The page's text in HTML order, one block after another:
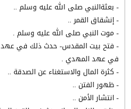
- بعثةالنبي صلى الله عليه وسلم ..
- إنشقاق القمر ..
- موت النبي صلى الله عليه وسلم .
- فتح بيت المقدس- حدث ذلك في عهد
في عهد المهدي .
- كثرة المال والاستغناء عن الصدقة ..
- ظهور الفتن ..
- انتشار الأمن ..